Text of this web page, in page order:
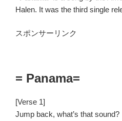
Halen. It was the third single
スポンサーリンク
= Panama=
[Verse 1]
Jump back, what’s that sound?